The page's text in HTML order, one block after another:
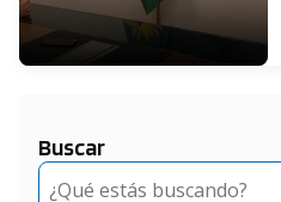
Buscar
Buscar